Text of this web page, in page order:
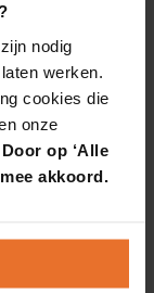
nodig
werken.
cookies die
onze
Door op ‘Alle
akkoord.